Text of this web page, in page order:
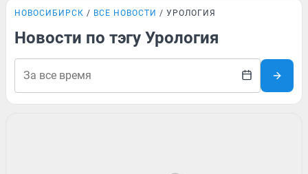
НОВОСИБИРСК ВСЕ НОВОСТИ УРОЛОГИЯ
Новости по тэгу Урология